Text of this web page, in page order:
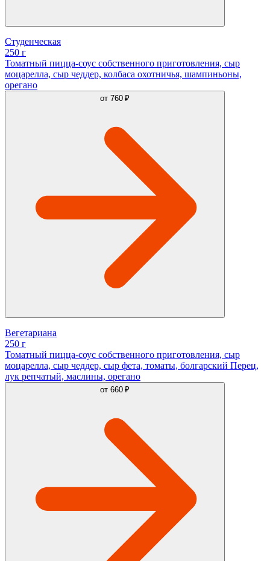
Студенческая
250 г
Томатный пицца-соус собственного приготовления, сыр
моцарелла, сыр чеддер, колбаса охотничья, шампиньоны,
орегано
от 760 ₽
Вегетариана
250 г
Томатный пицца-соус собственного приготовления, сыр
моцарелла, сыр чеддер, сыр фета, томаты, болгарский Перец,
лук репчатый, маслины, орегано
от 660 ₽